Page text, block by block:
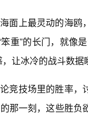
面上最灵动的海鸥
笨重”的长门，就像
，让冰冷的战斗数
竞技场里的胜率
那一刻，这些胜